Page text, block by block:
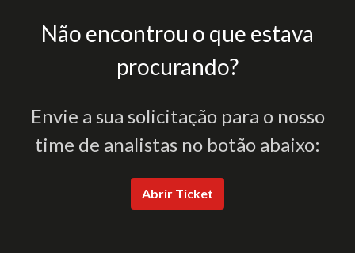
Não encontrou o que estava
procurando?
Envie a sua solicitação para o nosso
time de analistas no botão abaixo:
Abrir Ticket